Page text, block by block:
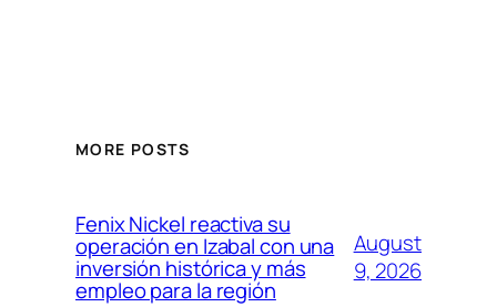
MORE POSTS
Fenix Nickel reactiva su
operación en Izabal con una
inversión histórica y más
empleo para la región
August
9, 2026